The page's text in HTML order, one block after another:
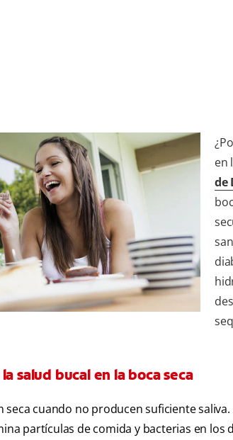
en
de
salud bucal en la boca seca
seca cuando no producen suficiente
partículas de comida y bacterias en los